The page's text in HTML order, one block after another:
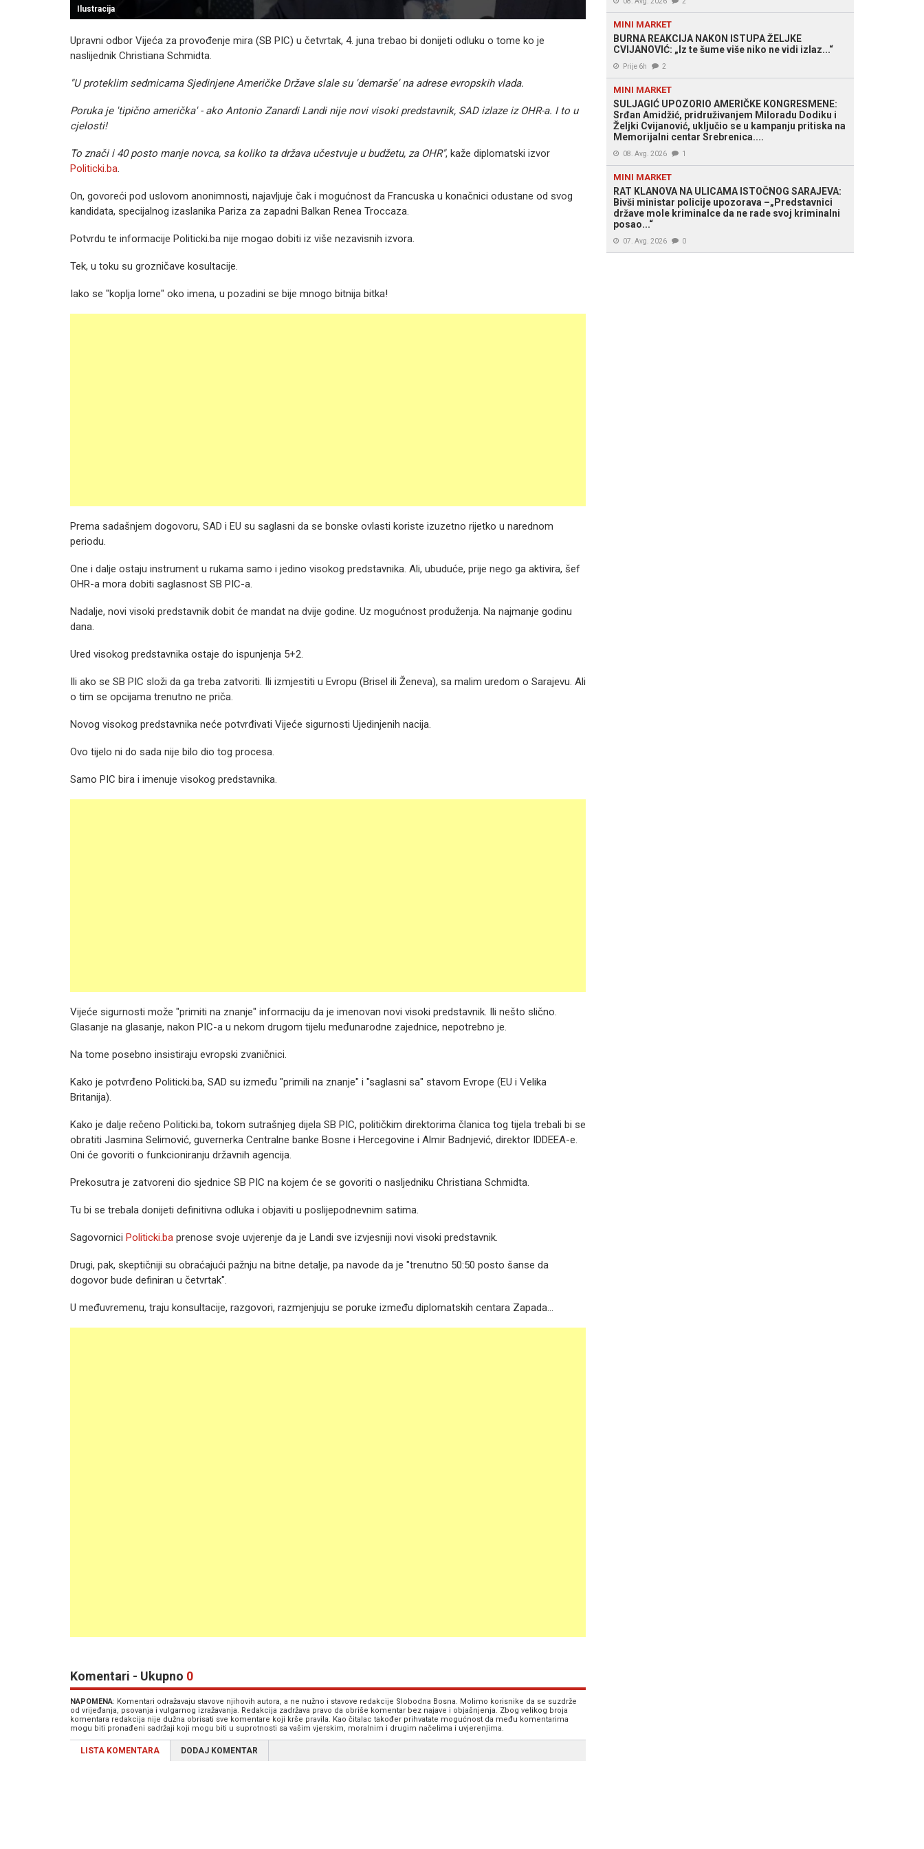
Ilustracija
Upravni odbor Vijeća za provođenje mira (SB PIC) u četvrtak, 4. juna trebao bi donijeti odluku o tome ko je
naslijednik Christiana Schmidta.
"U proteklim sedmicama Sjedinjene Američke Države slale su 'demarše' na adrese evropskih vlada.
Poruka je 'tipično američka' - ako Antonio Zanardi Landi nije novi visoki predstavnik, SAD izlaze iz OHR-a. I to u
cjelosti!
To znači i 40 posto manje novca, sa koliko ta država učestvuje u budžetu, za OHR", kaže diplomatski izvor
Politicki.ba.
On, govoreći pod uslovom anonimnosti, najavljuje čak i mogućnost da Francuska u konačnici odustane od svog
kandidata, specijalnog izaslanika Pariza za zapadni Balkan Renea Troccaza.
Potvrdu te informacije Politicki.ba nije mogao dobiti iz više nezavisnih izvora.
Tek, u toku su grozničave kosultacije.
Iako se "koplja lome" oko imena, u pozadini se bije mnogo bitnija bitka!
Prema sadašnjem dogovoru, SAD i EU su saglasni da se bonske ovlasti koriste izuzetno rijetko u narednom
periodu.
One i dalje ostaju instrument u rukama samo i jedino visokog predstavnika. Ali, ubuduće, prije nego ga aktivira, šef
OHR-a mora dobiti saglasnost SB PIC-a.
Nadalje, novi visoki predstavnik dobit će mandat na dvije godine. Uz mogućnost produženja. Na najmanje godinu
dana.
Ured visokog predstavnika ostaje do ispunjenja 5+2.
Ili ako se SB PIC složi da ga treba zatvoriti. Ili izmjestiti u Evropu (Brisel ili Ženeva), sa malim uredom o Sarajevu. Ali
o tim se opcijama trenutno ne priča.
Novog visokog predstavnika neće potvrđivati Vijeće sigurnosti Ujedinjenih nacija.
Ovo tijelo ni do sada nije bilo dio tog procesa.
Samo PIC bira i imenuje visokog predstavnika.
Vijeće sigurnosti može "primiti na znanje" informaciju da je imenovan novi visoki predstavnik. Ili nešto slično.
Glasanje na glasanje, nakon PIC-a u nekom drugom tijelu međunarodne zajednice, nepotrebno je.
Na tome posebno insistiraju evropski zvaničnici.
Kako je potvrđeno Politicki.ba, SAD su između "primili na znanje" i "saglasni sa" stavom Evrope (EU i Velika
Britanija).
Kako je dalje rečeno Politicki.ba, tokom sutrašnjeg dijela SB PIC, političkim direktorima članica tog tijela trebali bi se
obratiti Jasmina Selimović, guvernerka Centralne banke Bosne i Hercegovine i Almir Badnjević, direktor IDDEEA-e.
Oni će govoriti o funkcioniranju državnih agencija.
Prekosutra je zatvoreni dio sjednice SB PIC na kojem će se govoriti o nasljedniku Christiana Schmidta.
Tu bi se trebala donijeti definitivna odluka i objaviti u poslijepodnevnim satima.
Sagovornici Politicki.ba prenose svoje uvjerenje da je Landi sve izvjesniji novi visoki predstavnik.
Drugi, pak, skeptičniji su obraćajući pažnju na bitne detalje, pa navode da je "trenutno 50:50 posto šanse da
dogovor bude definiran u četvrtak".
U međuvremenu, traju konsultacije, razgovori, razmjenjuju se poruke između diplomatskih centara Zapada...
Komentari - Ukupno 0
NAPOMENA: Komentari odražavaju stavove njihovih autora, a ne nužno i stavove redakcije Slobodna Bosna. Molimo korisnike da se suzdrže
od vrijeđanja, psovanja i vulgarnog izražavanja. Redakcija zadržava pravo da obriše komentar bez najave i objašnjenja. Zbog velikog broja
komentara redakcija nije dužna obrisati sve komentare koji krše pravila. Kao čitalac također prihvatate mogućnost da među komentarima
mogu biti pronađeni sadržaji koji mogu biti u suprotnosti sa vašim vjerskim, moralnim i drugim načelima i uvjerenjima.
LISTA KOMENTARA DODAJ KOMENTAR
MINI MARKET
BURNA REAKCIJA NAKON ISTUPA ŽELJKE
CVIJANOVIĆ: „Iz te šume više niko ne vidi izlaz...“
Prije 6h 2
MINI MARKET
SULJAGIĆ UPOZORIO AMERIČKE KONGRESMENE:
Srđan Amidžić, pridruživanjem Miloradu Dodiku i
Željki Cvijanović, uključio se u kampanju pritiska na
Memorijalni centar Srebrenica....
08. Avg. 2026 1
MINI MARKET
RAT KLANOVA NA ULICAMA ISTOČNOG SARAJEVA:
Bivši ministar policije upozorava –„Predstavnici
države mole kriminalce da ne rade svoj kriminalni
posao...“
07. Avg. 2026 0